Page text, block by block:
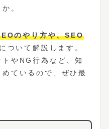
。
のやり方や、SEO
ついて解説します。
トやNG行為など、知
ているので、ぜひ最